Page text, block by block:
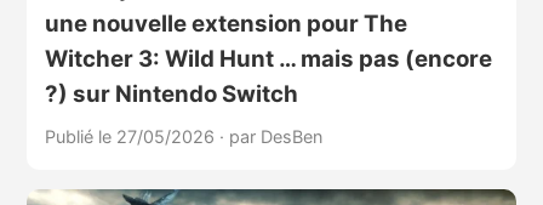
une nouvelle extension pour The
Witcher 3: Wild Hunt … mais pas (encore
?) sur Nintendo Switch
Publié le 27/05/2026 · par DesBen